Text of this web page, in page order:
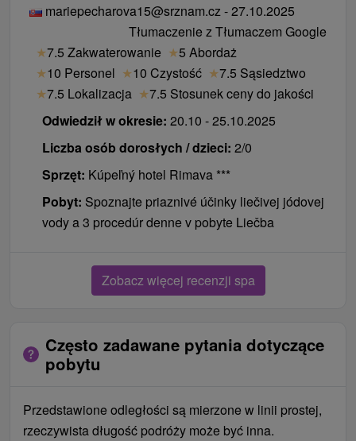
mariepecharova15@srznam.cz - 27.10.2025
Tłumaczenie z Tłumaczem Google
★7.5 Zakwaterowanie ★5 Abordaż
★10 Personel ★10 Czystość ★7.5 Sąsiedztwo
★7.5 Lokalizacja ★7.5 Stosunek ceny do jakości
Odwiedził w okresie: 20.10 - 25.10.2025
Liczba osób dorosłych / dzieci: 2/0
Sprzęt: Kúpeľný hotel Rimava ***
Pobyt: Spoznajte priaznivé účinky liečivej jódovej
vody a 3 procedúr denne v pobyte Liečba
Zobacz więcej recenzji spa
Często zadawane pytania dotyczące
pobytu
Przedstawione odległości są mierzone w linii prostej,
rzeczywista długość podróży może być inna.